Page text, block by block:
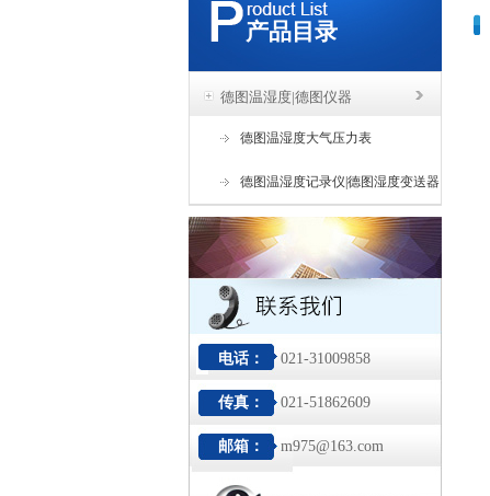
产品目录
德图温湿度|德图仪器
德图温湿度大气压力表
德图温湿度记录仪|德图湿度变送器
电话： 021-31009858
传真： 021-51862609
邮箱： m975@163.com